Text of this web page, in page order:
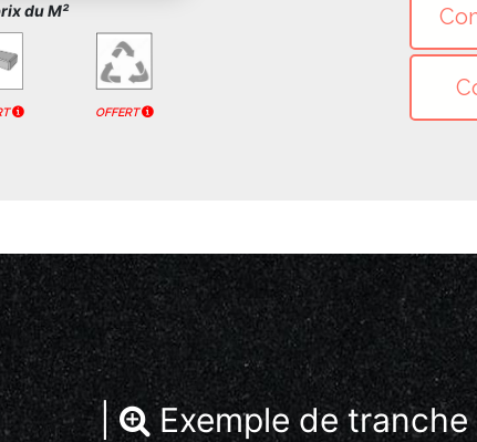
du M²
OFFERT
| Exemple de tranche